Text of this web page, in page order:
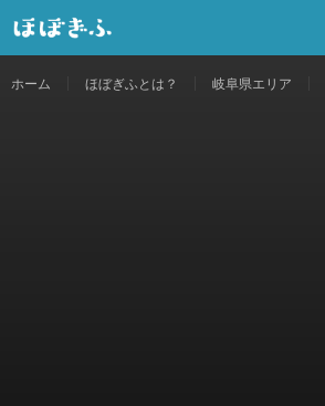
ホーム ほぼぎふとは？ 岐阜県エリア